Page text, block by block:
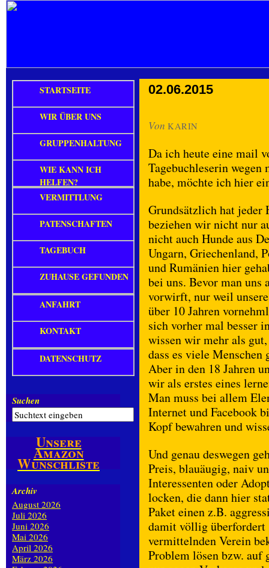
02.06.2015
Von KARIN
Da ich heute eine mail
Tagebuchleserin wegen
habe, möchte ich hier
Grundsätzlich hat jeder
beziehen wir nicht nur
nicht auch Hunde aus
Ungarn, Griechenland,
und Rumänien hier
bei uns. Bevor man
vorwirft, nur weil
über 10 Jahren
sich vorher mal besser
wissen wir mehr als
dass es viele
Aber in den 18 Jahren
wir als erstes eines
Man muss bei allem
Internet und Facebook
Kopf bewahren und
Und genau deswegen
Preis, blauäugig, naiv
Interessenten oder
locken, die dann hier
Paket einen z.B.
damit völlig überfordert
vermittelnden Verein
Problem lösen bzw. auf
STARTSEITE
WIR ÜBER UNS
GRUPPENHALTUNG
WIE KANN ICH
HELFEN?
VERMITTLUNG
PATENSCHAFTEN
TAGEBUCH
ZUHAUSE GEFUNDEN
ANFAHRT
KONTAKT
DATENSCHUTZ
Suchen
Unsere
Amazon
Wunschliste
Archiv
August 2026
Juli 2026
Juni 2026
Mai 2026
April 2026
März 2026